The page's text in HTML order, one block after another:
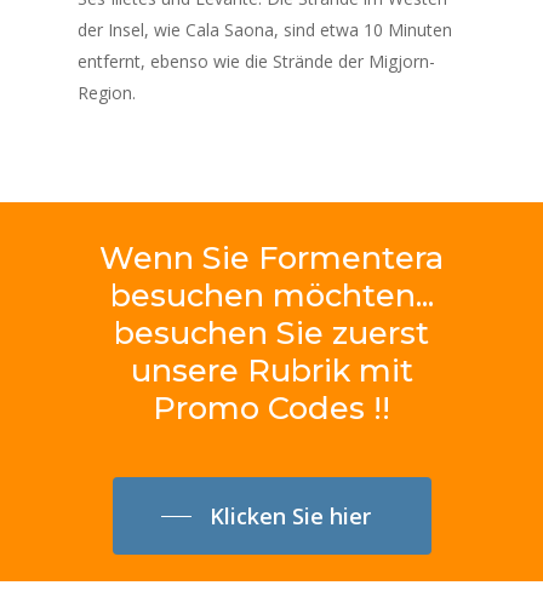
der Insel, wie Cala Saona, sind etwa 10 Minuten
entfernt, ebenso wie die Strände der Migjorn-
Region.
Wenn Sie Formentera
besuchen möchten...
besuchen Sie zuerst
unsere Rubrik mit
Promo Codes !!
Klicken Sie hier